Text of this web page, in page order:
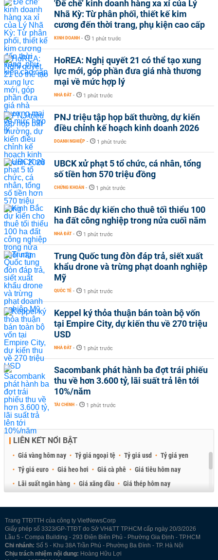
'Đế chế’ kinh doanh hàng xa xỉ của Lý
Nhã Kỳ: Từ phân phối, thiết kế kim
cương đến thời trang, phụ kiện cao cấp
KINH DOANH - 1 phút trước
HoREA: Nghị quyết 21 có thể tạo xung
lực mới, góp phần đưa giá nhà thương
mại về mức hợp lý
NHÀ ĐẤT - 1 phút trước
PNJ triệu tập họp bất thường, dự kiến
điều chỉnh kế hoạch kinh doanh 2026
DOANH NGHIỆP - 1 phút trước
UBCK xử phạt 5 tổ chức, cá nhân, tổng
số tiền hơn 570 triệu đồng
CHỨNG KHOÁN - 1 phút trước
Kinh Bắc dự kiến cho thuê tối thiểu 100
ha đất công nghiệp trong nửa cuối năm
NHÀ ĐẤT - 1 phút trước
Trung Quốc tung đòn đáp trả, siết xuất
khẩu drone và trừng phạt doanh nghiệp
Mỹ
QUỐC TẾ - 1 phút trước
Keppel ký thỏa thuận bán toàn bộ vốn
tại Empire City, dự kiến thu về 270 triệu
USD
NHÀ ĐẤT - 1 phút trước
Sacombank phát hành ba đợt trái phiếu
thu về hơn 3.600 tỷ, lãi suất trả lên tới
10%/năm
TÀI CHÍNH - 1 phút trước
LIÊN KẾT NỔI BẬT
Giá vàng hôm nay Tỷ giá ngoại tệ Tỷ giá usd
Tỷ giá yen
Tỷ giá euro
Giá heo hơi Giá cà phê
Giá tiêu hôm nay
Lãi suất ngân hàng
Giá xăng dầu
Giá thép hôm nay
Trang TTĐTTH của công ty VietNewsCorp
Giấy phép số 3323/GP-TTĐT do Sở VH&TT TP.HCM cấp ngày 20/3/2026
Lầu 5 - Compa Building - 293 Điện Biên Phủ - Phường Gia Định - TP.HCM
Chi nhánh: Số 5 - Khu 38A Trần Phú - Phường Ba Đình - TP. Hà Nội
Chịu trách nhiệm nội dung: Hoàng Hữu Lợi